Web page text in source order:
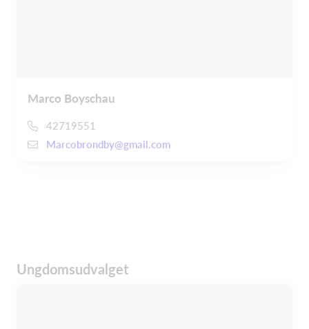
Marco Boyschau
42719551
Marcobrondby@gmail.com
Ungdomsudvalget